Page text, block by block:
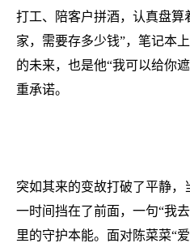
打工、陪客户拼酒，认真盘算
家，需要存多少钱”，笔记本
的未来，也是他“我可以给你
重承诺。
突如其来的变故打破了平静
一时间挡在了前面，一句“我
里的守护本能。面对陈菜菜“